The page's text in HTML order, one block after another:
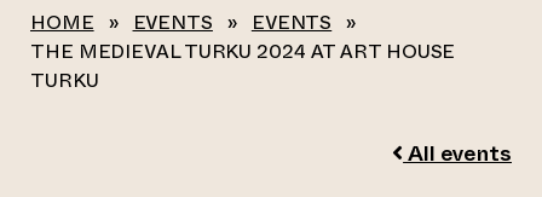
HOME » EVENTS » EVENTS »
THE MEDIEVAL TURKU 2024 AT ART HOUSE
TURKU
All events